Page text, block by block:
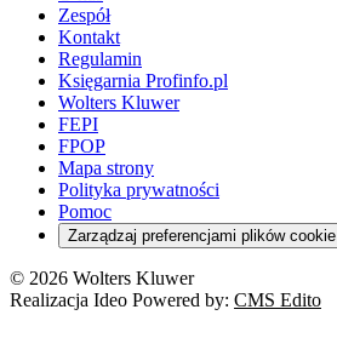
Zespół
Kontakt
Regulamin
Księgarnia Profinfo.pl
Wolters Kluwer
FEPI
FPOP
Mapa strony
Polityka prywatności
Pomoc
Zarządzaj preferencjami plików cookie
© 2026 Wolters Kluwer
Realizacja Ideo Powered by: CMS Edito